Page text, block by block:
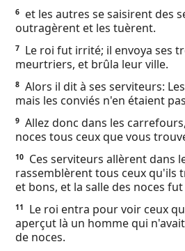
6
et les autres se saisirent des
outragèrent et les tuèrent.
7
Le roi fut irrité; il envoya ses
meurtriers, et brûla leur ville.
8 Alors il dit à ses serviteurs:
mais les conviés n'en étaient
9 Allez donc dans les
noces tous ceux que vous
10
Ces serviteurs allèrent dans
rassemblèrent tous ceux qu'ils
et bons, et la salle des noces
11
Le roi entra pour voir ceux
aperçut là un homme qui
de noces.